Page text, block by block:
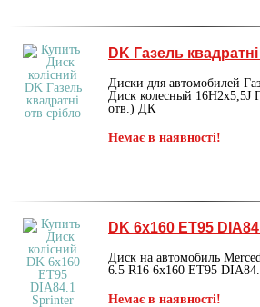
DK Газель
Диски для автомобилей
Диск колесный 16Н2х5,5J
отв.) ДК
Немає в наявності!
DK 6x160 ET95
Диск на автомобиль
6.5 R16 6x160 ET95
Немає в наявності!